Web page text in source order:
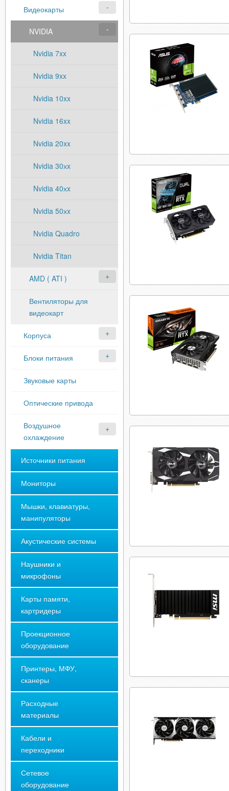
Видеокарты
NVIDIA
Nvidia 7xx
Nvidia 9xx
Nvidia 10xx
Nvidia 16xx
Nvidia 20xx
Nvidia 30хx
Nvidia 40хx
Nvidia 50хx
Nvidia Quadro
Nvidia Titan
AMD ( ATI )
Вентиляторы для
видеокарт
Корпуса
Блоки питания
Звуковые карты
Оптические привода
Воздушное
охлаждение
Источники питания
Мониторы
Мышки, клавиатуры,
манипуляторы
Акустические системы
Наушники и
микрофоны
Карты памяти,
картридеры
Проекционное
оборудование
Принтеры, МФУ,
сканеры
Расходные
материалы
Кабели и
переходники
Сетевое
оборудование